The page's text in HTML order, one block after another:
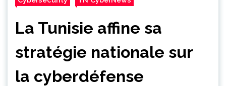
La Tunisie affine sa
stratégie nationale sur
la cyberdéfense